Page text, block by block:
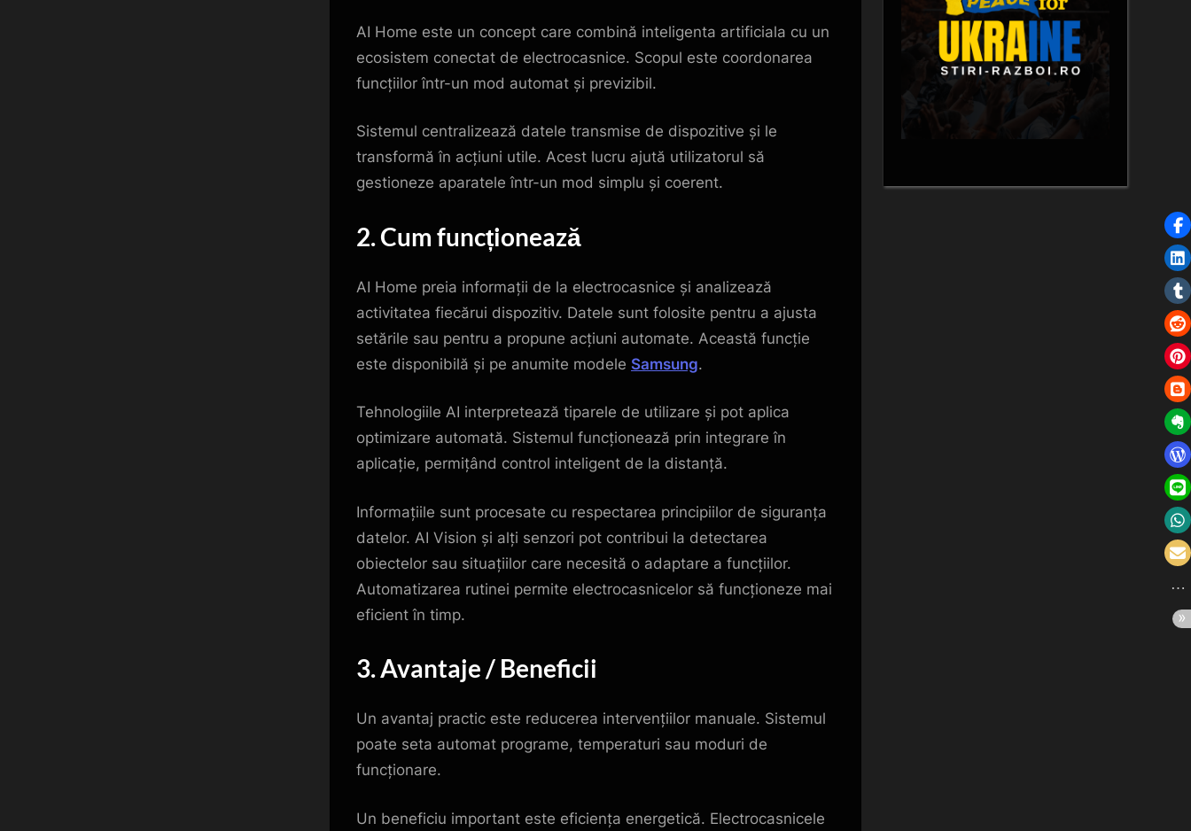
AI Home este un concept care combină inteligenta artificiala cu un
ecosistem conectat de electrocasnice. Scopul este coordonarea
funcțiilor într-un mod automat și previzibil.
Sistemul centralizează datele transmise de dispozitive și le
transformă în acțiuni utile. Acest lucru ajută utilizatorul să
gestioneze aparatele într-un mod simplu și coerent.
2. Cum funcționează
AI Home preia informații de la electrocasnice și analizează
activitatea fiecărui dispozitiv. Datele sunt folosite pentru a ajusta
setările sau pentru a propune acțiuni automate. Această funcție
este disponibilă și pe anumite modele Samsung.
Tehnologiile AI interpretează tiparele de utilizare și pot aplica
optimizare automată. Sistemul funcționează prin integrare în
aplicație, permițând control inteligent de la distanță.
Informațiile sunt procesate cu respectarea principiilor de siguranța
datelor. AI Vision și alți senzori pot contribui la detectarea
obiectelor sau situațiilor care necesită o adaptare a funcțiilor.
Automatizarea rutinei permite electrocasnicelor să funcționeze mai
eficient în timp.
3. Avantaje / Beneficii
Un avantaj practic este reducerea intervențiilor manuale. Sistemul
poate seta automat programe, temperaturi sau moduri de
funcționare.
Un beneficiu important este eficiența energetică. Electrocasnicele